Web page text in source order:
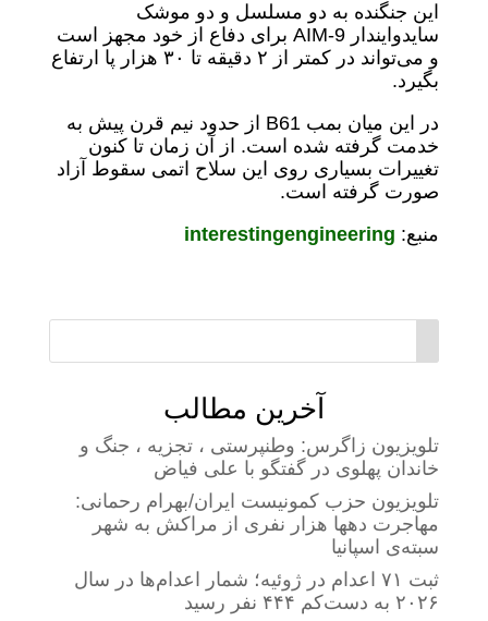
این جنگنده به دو مسلسل و دو موشک
سایدوایندار AIM-9 برای دفاع از خود مجهز است
و می‌تواند در کمتر از ۲ دقیقه تا ۳۰ هزار پا ارتفاع
بگیرد.
در این میان بمب B61 از حدود نیم قرن پیش به
خدمت گرفته شده است. از آن زمان تا کنون
تغییرات بسیاری روی این سلاح اتمی سقوط آزاد
صورت گرفته است.
منبع: interestingengineering
آخرین مطالب
تلویزیون زاگرس: وطنپرستی ، تجزیه ، جنگ و
خاندان پهلوی در گفتگو با علی فیاض
تلویزیون حزب کمونیست ایران/بهرام رحمانی:
مهاجرت دهها هزار نفری از مراکش به شهر
سبته‌ی اسپانیا
ثبت ۷۱ اعدام در ژوئیه؛ شمار اعدام‌ها در سال
۲۰۲۶ به دست‌کم ۴۴۴ نفر رسید